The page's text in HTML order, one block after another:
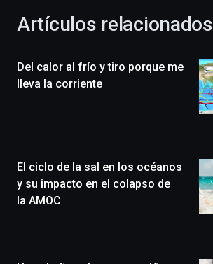
celebración
novena
edición
un
festival
que
Artículos relacionados
Del calor al frío y tiro porque me
lleva la corriente
El ciclo de la sal en los océanos
y su impacto en el colapso de
la AMOC